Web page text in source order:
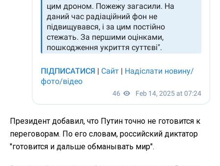
Президент добавил, что Путин точно не готовится к
переговорам. По его словам, российский диктатор
"готовится и дальше обманывать мир".